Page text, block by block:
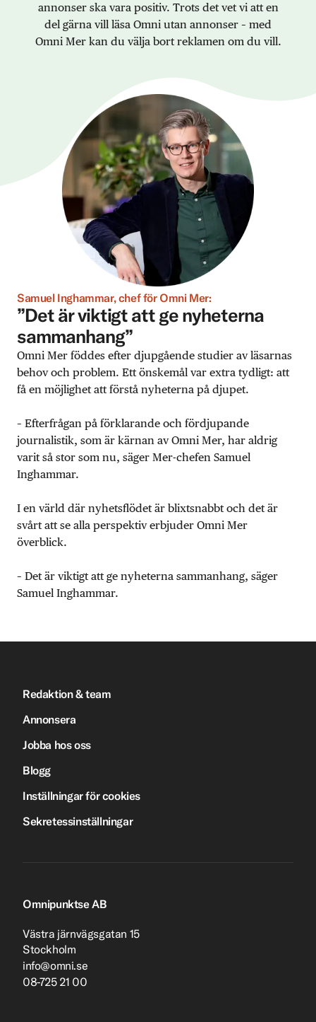
annonser ska vara positiv. Trots det vet vi att en
del gärna vill läsa Omni utan annonser – med
Omni Mer kan du välja bort reklamen om du vill.
Samuel Inghammar, chef för Omni Mer:
”Det är viktigt att ge nyheterna
sammanhang”
Omni Mer föddes efter djupgående studier av läsarnas
behov och problem. Ett önskemål var extra tydligt: att
få en möjlighet att förstå nyheterna på djupet.
– Efterfrågan på förklarande och fördjupande
journalistik, som är kärnan av Omni Mer, har aldrig
varit så stor som nu, säger Mer-chefen Samuel
Inghammar.
I en värld där nyhetsflödet är blixtsnabbt och det är
svårt att se alla perspektiv erbjuder Omni Mer
överblick.
– Det är viktigt att ge nyheterna sammanhang, säger
Samuel Inghammar.
Redaktion & team
Annonsera
Jobba hos oss
Blogg
Inställningar för cookies
Sekretessinställningar
Omnipunktse AB
Västra järnvägsgatan 15
Stockholm
info@omni.se
08-725 21 00